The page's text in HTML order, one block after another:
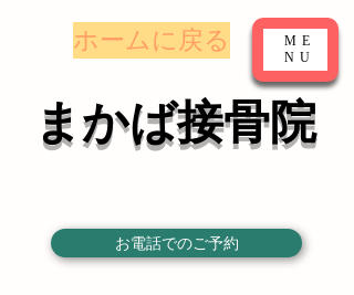
​ホームに戻る
ME
NU
まかば接骨院
お電話でのご予約